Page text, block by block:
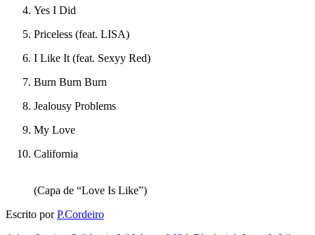
Yes I Did
Priceless (feat. LISA)
I Like It (feat. Sexyy Red)
Burn Burn Burn
Jealousy Problems
My Love
California
(Capa de “Love Is Like”)
Escrito porP.Cordeiro